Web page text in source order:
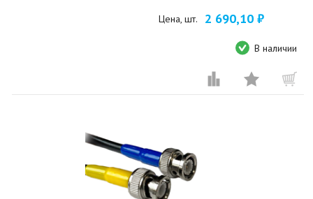
Цена, шт. 2 690,10 ₽
В наличии